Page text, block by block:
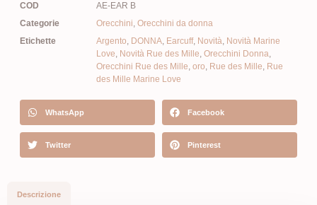
COD
AE-EAR B
Categorie
Orecchini, Orecchini da donna
Etichette
Argento, DONNA, Earcuff, Novità, Novità Marine
Love, Novità Rue des Mille, Orecchini Donna,
Orecchini Rue des Mille, oro, Rue des Mille, Rue
des Mille Marine Love
WhatsApp Facebook
Twitter Pinterest
Descrizione